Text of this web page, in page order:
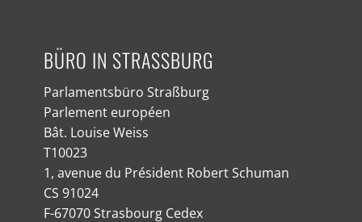
BÜRO IN STRASSBURG
Parlamentsbüro Straßburg
Parlement européen
Bât. Louise Weiss
T10023
1, avenue du Président Robert Schuman
CS 91024
F-67070 Strasbourg Cedex